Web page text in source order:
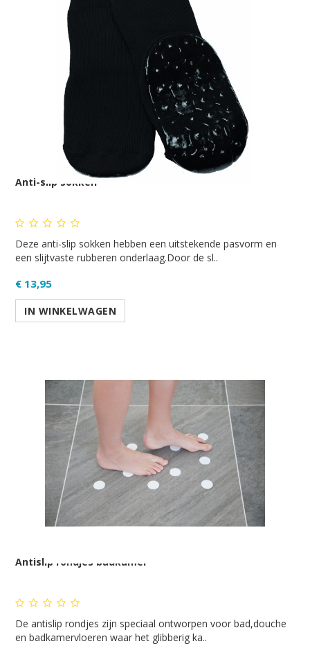
Anti-slip sokken
Deze anti-slip sokken hebben een uitstekende pasvorm en
een slijtvaste rubberen onderlaag.Door de sl..
€ 13,95
IN WINKELWAGEN
Antislip rondjes badkamer
De antislip rondjes zijn speciaal ontworpen voor bad,douche
en badkamervloeren waar het glibberig ka..